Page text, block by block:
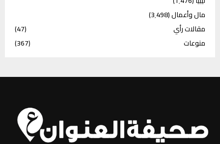
مال وأعمال(3٬498)
مقالات رأي
(47)
منوعات
(367)